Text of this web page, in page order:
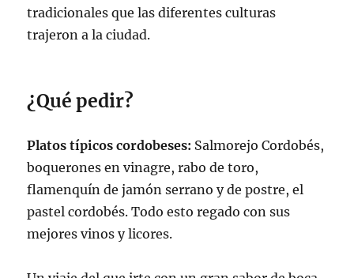
tradicionales que las diferentes culturas
trajeron a la ciudad.
¿Qué pedir?
Platos típicos cordobeses: Salmorejo Cordobés,
boquerones en vinagre, rabo de toro,
flamenquín de jamón serrano y de postre, el
pastel cordobés. Todo esto regado con sus
mejores vinos y licores.